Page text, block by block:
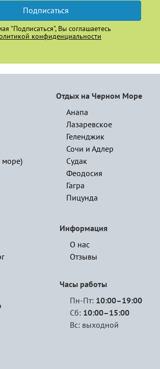
Подписаться
"Подписаться", Вы соглашаетесь
конфиденциальности
море)
Отдых на Черном Море
Анапа
Лазаревское
Геленджик
Сочи и Адлер
Судак
Феодосия
Гагра
Пицунда
Информация
О нас
Отзывы
Часы работы
Пн-Пт: 10:00–19:00
Сб: 10:00–15:00
Вс: выходной